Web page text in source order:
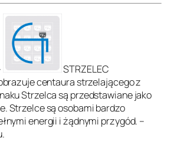
STRZELEC
centaura strzelającego z
Strzelca są przedstawiane jako
Strzelce są osobami bardzo
energii i żądnymi przygód. –